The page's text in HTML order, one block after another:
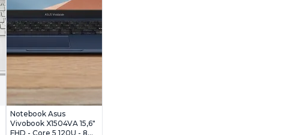
Notebook Asus
Vivobook X1504VA 15,6"
FHD - Core 5 120U - 8Gb